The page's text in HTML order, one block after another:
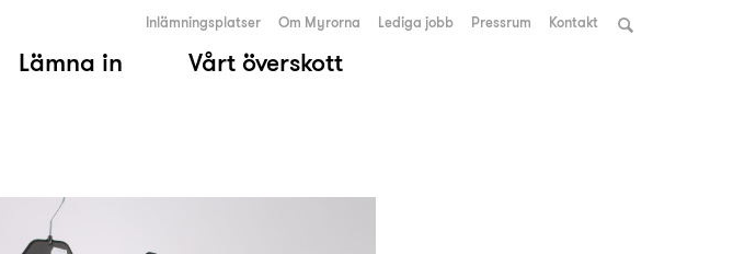
Lämna in Vårt överskott
Inlämningsplatser Om Myrorna Lediga jobb Pressrum Kontakt